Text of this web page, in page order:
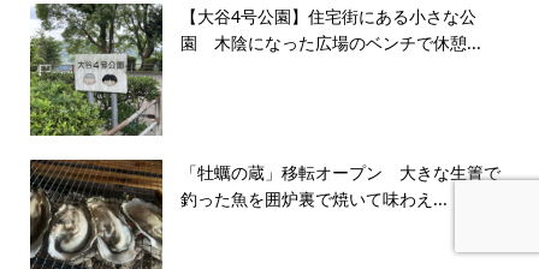
【大谷4号公園】住宅街にある小さな公
園 木陰になった広場のベンチで休憩...
「牡蠣の蔵」移転オープン 大きな生簀で
釣った魚を囲炉裏で焼いて味わえ...